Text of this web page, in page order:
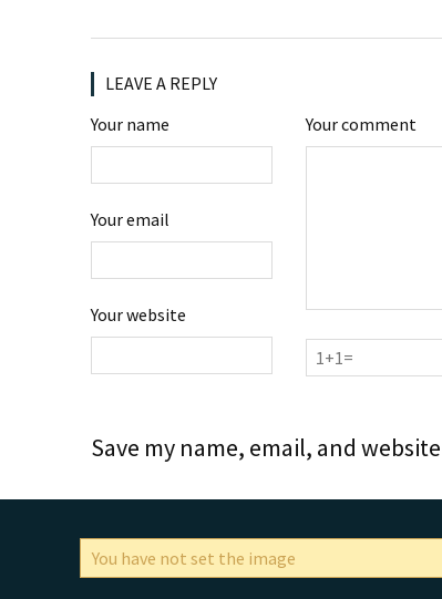
LEAVE A REPLY
Your comment
Your name
Your email
Your website
Save my name, email, and
You have not set the image